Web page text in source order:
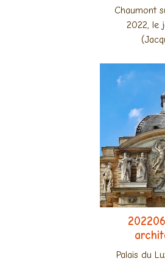
Chaumont
2022, le
Palais du